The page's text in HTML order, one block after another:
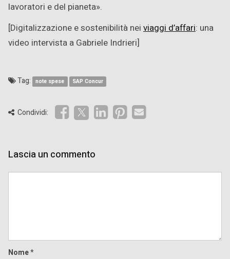
lavoratori e del pianeta».
[Digitalizzazione e sostenibilità nei viaggi d’affari: una
video intervista a Gabriele Indrieri]
Tag: note spese SAP Concur
Condividi:
Lascia un commento
Nome*